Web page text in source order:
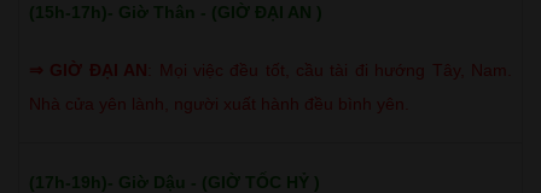
(15h-17h)- Giờ Thân - (GIỜ ĐẠI AN )
⇒ GIỜ ĐẠI AN
Mọi việc đều tốt, cầu tài đi hướng Tây, Nam.
Nhà cửa yên lành, người xuất hành đều bình yên.
(17h-19h)- Giờ Dậu - (GIỜ TỐC HỶ )